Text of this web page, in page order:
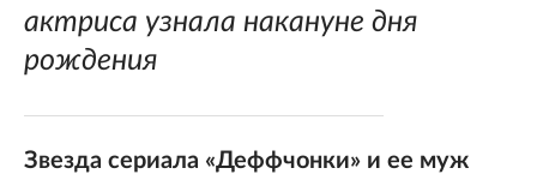
актриса узнала накануне дня
рождения
Звезда сериала «Деффчонки» и ее муж